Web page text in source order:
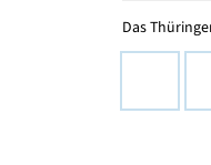
Das